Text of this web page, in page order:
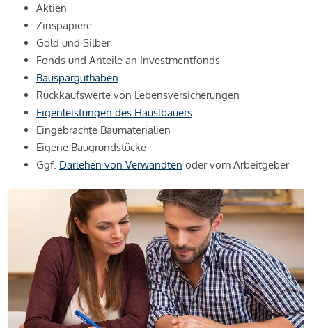
Aktien
Zinspapiere
Gold und Silber
Fonds und Anteile an Investmentfonds
Bausparguthaben
Rückkaufswerte von Lebensversicherungen
Eigenleistungen des Häuslbauers
Eingebrachte Baumaterialien
Eigene Baugrundstücke
Ggf. Darlehen von Verwandten oder vom Arbeitgeber